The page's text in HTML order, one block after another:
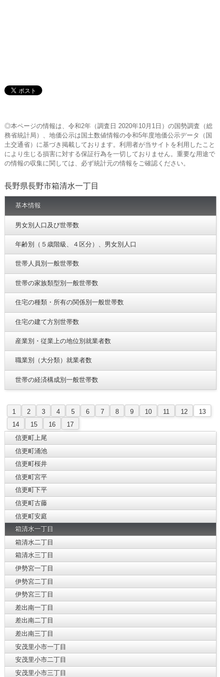
◎本ページの情報は、令和2年（調査日 2020年10月1日）の国勢調査（総
務省統計局）、地価公示は国土数値情報の令和5年度地価公示データ（国
土交通省）に基づき掲載しております。利用者が当サイトを利用したこと
により生じる損害に対する保証行為を一切しておりません。重要な用途で
の情報の収集に関しては、必ず統計元の情報をご確認ください。
長野県長野市箱清水一丁目
基本情報
男女別人口及び世帯数
年齢別（５歳階級、４区分）、男女別人口
世帯人員別一般世帯数
世帯の家族類型別一般世帯数
住宅の種類・所有の関係別一般世帯数
住宅の建て方別世帯数
産業別・従業上の地位別就業者数
職業別（大分類）就業者数
世帯の経済構成別一般世帯数
1 2 3 4 5 6 7 8 9 10 11 12
13
14
15 16
17
信更町上尾
信更町涌池
信更町桜井
信更町宮平
信更町下平
信更町古藤
信更町安庭
箱清水一丁目
箱清水二丁目
箱清水三丁目
伊勢宮一丁目
伊勢宮二丁目
伊勢宮三丁目
差出南一丁目
差出南二丁目
差出南三丁目
安茂里小市一丁目
安茂里小市二丁目
安茂里小市三丁目